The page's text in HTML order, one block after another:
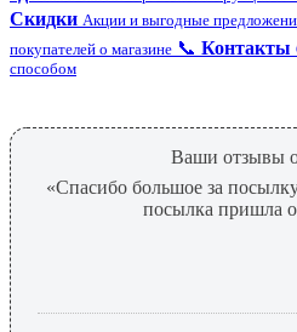
Скидки Акции и выгодные
покупателей о магазине 📞 Контакты
способом
Ваши отзывы
«Спасибо большое за
посылка пришла